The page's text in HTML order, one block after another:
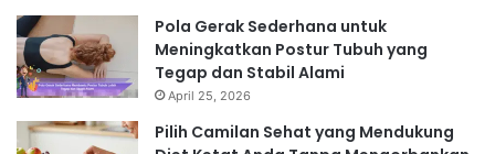
Pola Gerak Sederhana untuk
Meningkatkan Postur Tubuh yang
Tegap dan Stabil Alami
April 25, 2026
Pilih Camilan Sehat yang Mendukung